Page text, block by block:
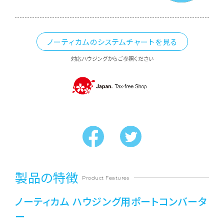
ノーティカムのシステムチャートを見る
対応ハウジングからご参照ください
製品の特徴 Product Features
ノーティカム ハウジング用ポートコンバータ
ー